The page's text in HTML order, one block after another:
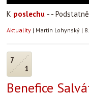
K poslechu - -
Aktuality | Martin Lohynský |
7
1
Benefice